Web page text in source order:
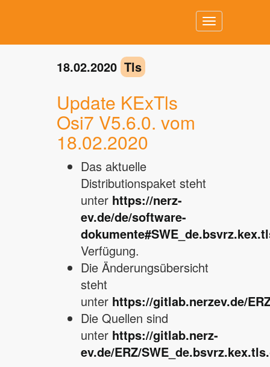
Toggle
navigation
18.02.2020 Tls
Update KExTls
Osi7 V5.6.0. vom
18.02.2020
Das aktuelle
Distributionspaket steht
unter https://nerz-
ev.de/de/software-
Verfügung.
Die Änderungsübersicht
steht
unter https://gitlab.nerzev.de/
Die Quellen sind
unter https://gitlab.nerz-
ev.de/ERZ/